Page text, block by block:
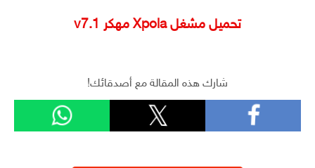
تحميل مشغل Xpola مهكر v7.1
شارك هذه المقالة مع أصدقائك!